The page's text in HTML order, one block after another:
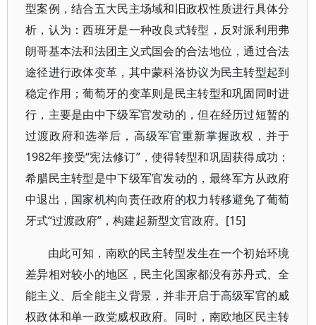
型案例，结合五大民主场域和旧政权性质进行具体分
析，认为：西班牙是一种改良式转型，反对派利用弗
朗哥基本法和法团主义式国会的合法地位，通过合法
途径进行政体变革，其中蒙科洛协议为民主转型起到
稳定作用；葡萄牙的变革则是民主转型和巩固同时进
行，主要是由中下级军官发动的，但在经历过短暂的
过渡政府和选举后，高级军官重新掌握政权，并于
1982年接受“宪法修订”，使得转型和巩固获得成功；
希腊民主转型是中下级军官发动的，最终军方从政府
中退出，国家机构向责任政府的权力转移避免了葡萄
牙式“过渡政府”，构建起新型文官政府。[15]
由此可知，南欧的民主转型发生在一个初始环境
差异相对较小的地区，民主化国家都没有苏丹式、全
能主义、后全能主义背景，并非开启于高级军官的威
权政体和单一政党威权政府。同时，南欧地区民主转